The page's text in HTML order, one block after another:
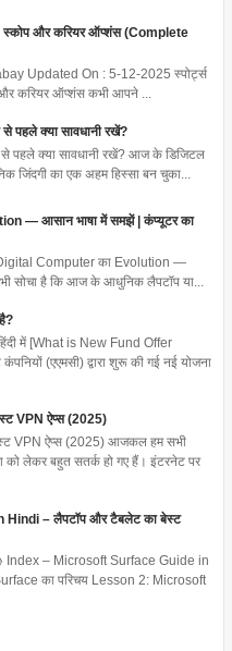
स्कोप और करियर ऑप्शंस (Complete
Updated On : 5-12-2025 स्पोर्ट्स
और करियर ऑप्शंस कभी आपने ...
पहले क्या सावधानी रखें?
पहले क्या सावधानी रखें? आज के डिजिटल
जिंदगी का एक अहम हिस्सा बन चुका...
— आसान भाषा में समझें | कंप्यूटर का
Computer का Evolution —
सोचा है कि आज के आधुनिक लैपटॉप या...
में [What is New Fund Offer
(एएमसी) द्वारा शुरू की गई नई योजना
VPN ऐप्स (2025)
VPN ऐप्स (2025) आजकल हम सभी
को लेकर बहुत सतर्क हो गए हैं। इंटरनेट पर
– लैपटॉप और टैबलेट का बेस्ट
– Microsoft Surface Guide in
का परिचय Lesson 2: Microsoft